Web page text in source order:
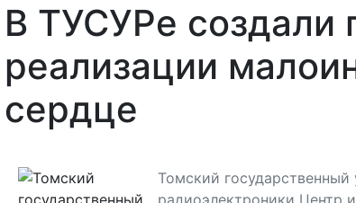
В ТУСУРе создали
реализации
сердце
Томский
радиоэлектроники Центр